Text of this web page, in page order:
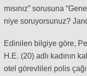
mısınız” sorusuna
niye soruyorsunuz?
Edinilen bilgiye göre,
H.E. (20) adlı kadının
otel görevlileri polis